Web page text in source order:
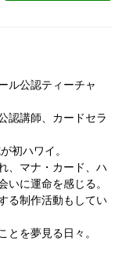
ル公認ティーチャ
認講師、カードセラ
初ハワイ。
、マナ・カード、ハ
いに運命を感じる。
る制作活動もしてい
とを夢見る日々。